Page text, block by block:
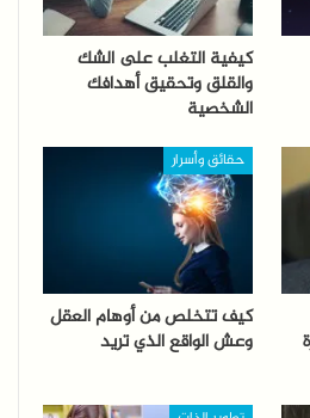
كيفية التغلب على الشك
والقلق وتحقيق أهدافك
الشخصية
حقائق وأسرار
كيف تتخلص من أوهام العقل
وعش الواقع الذي تريد